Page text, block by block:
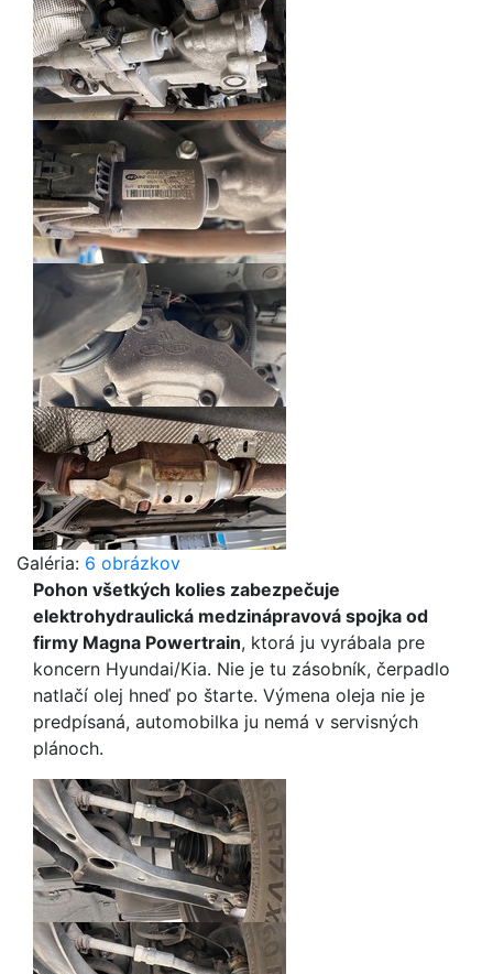
Galéria: 6 obrázkov
Pohon všetkých kolies zabezpečuje
elektrohydraulická medzinápravová spojka od
firmy Magna Powertrain, ktorá ju vyrábala pre
koncern Hyundai/Kia. Nie je tu zásobník, čerpadlo
natlačí olej hneď po štarte. Výmena oleja nie je
predpísaná, automobilka ju nemá v servisných
plánoch.